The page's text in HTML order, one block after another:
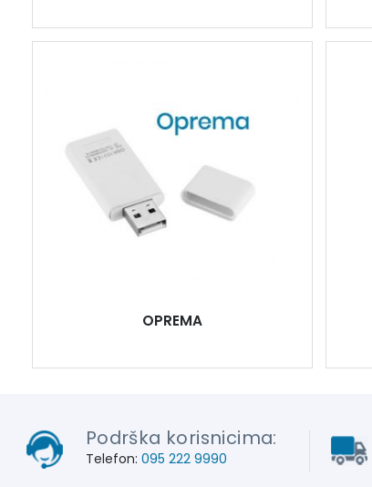
OPREMA
Podrška korisnicima:
Telefon: 095 222 9990